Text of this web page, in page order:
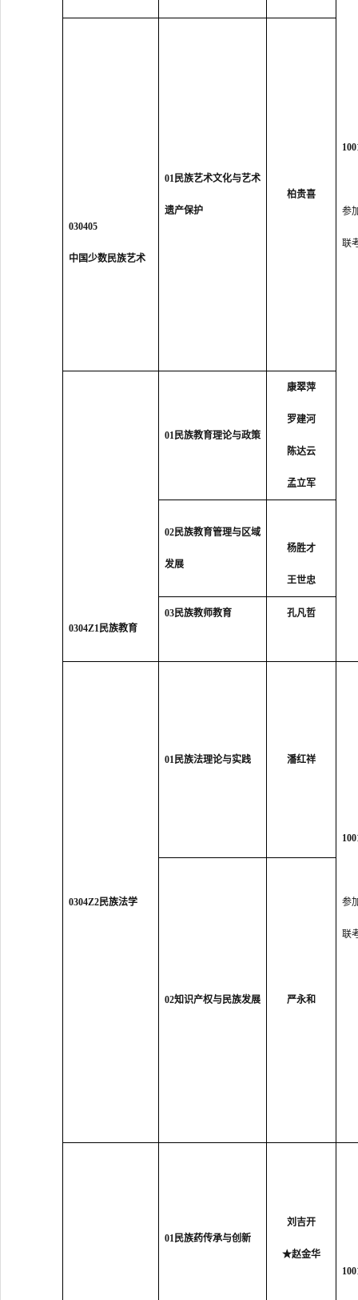
参
联
030405
中国少数民族艺术
01民族艺术文化与艺术
遗产保护
柏贵喜
0304Z1民族教育
01民族教育理论与政策
康翠萍
罗建河
陈达云
孟立军
02民族教育管理与区域
发展
杨胜才
王世忠
03民族教师教育 孔凡哲
0304Z2民族法学
01民族法理论与实践 潘红祥
参
联
02知识产权与民族发展 严永和
01民族药传承与创新
刘吉开
★赵金华